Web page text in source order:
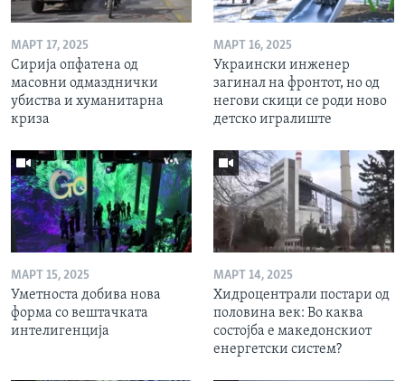
МАРТ 17, 2025
Сирија опфатена од
масовни одмазднички
убиства и хуманитарна
криза
МАРТ 16, 2025
Украински инженер
загинал на фронтот, но од
негови скици се роди ново
детско игралиште
МАРТ 15, 2025
Уметноста добива нова
форма со вештачката
интелигенција
МАРТ 14, 2025
Хидроцентрали постари од
половина век: Во каква
состојба е македонскиот
енергетски систем?